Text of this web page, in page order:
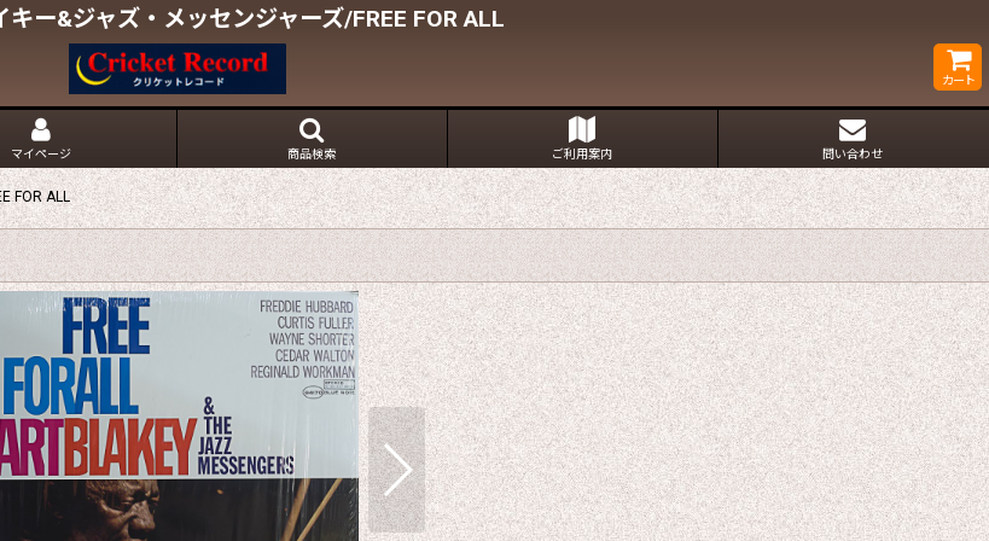
キー&ジャズ・メッセンジャーズ/FREE FOR ALL
カート
マイページ 商品検索 ご利用案内 問い合わせ
FOR ALL